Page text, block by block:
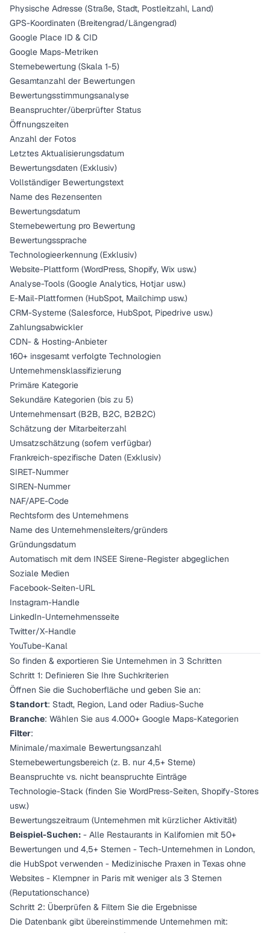
Physische Adresse (Straße, Stadt, Postleitzahl, Land)
GPS-Koordinaten (Breitengrad/Längengrad)
Google Place ID & CID
Google Maps-Metriken
Sternebewertung (Skala 1-5)
Gesamtanzahl der Bewertungen
Bewertungsstimmungsanalyse
Beanspruchter/überprüfter Status
Öffnungszeiten
Anzahl der Fotos
Letztes Aktualisierungsdatum
Bewertungsdaten (Exklusiv)
Vollständiger Bewertungstext
Name des Rezensenten
Bewertungsdatum
Sternebewertung pro Bewertung
Bewertungssprache
Technologieerkennung (Exklusiv)
Website-Plattform (WordPress, Shopify, Wix usw.)
Analyse-Tools (Google Analytics, Hotjar usw.)
E-Mail-Plattformen (HubSpot, Mailchimp usw.)
CRM-Systeme (Salesforce, HubSpot, Pipedrive usw.)
Zahlungsabwickler
CDN- & Hosting-Anbieter
160+ insgesamt verfolgte Technologien
Unternehmensklassifizierung
Primäre Kategorie
Sekundäre Kategorien (bis zu 5)
Unternehmensart (B2B, B2C, B2B2C)
Schätzung der Mitarbeiterzahl
Umsatzschätzung (sofern verfügbar)
Frankreich-spezifische Daten (Exklusiv)
SIRET-Nummer
SIREN-Nummer
NAF/APE-Code
Rechtsform des Unternehmens
Name des Unternehmensleiters/gründers
Gründungsdatum
Automatisch mit dem INSEE Sirene-Register abgeglichen
Soziale Medien
Facebook-Seiten-URL
Instagram-Handle
LinkedIn-Unternehmensseite
Twitter/X-Handle
YouTube-Kanal
So finden & exportieren Sie Unternehmen in 3 Schritten
Schritt 1: Definieren Sie Ihre Suchkriterien
Öffnen Sie die Suchoberfläche und geben Sie an:
Standort: Stadt, Region, Land oder Radius-Suche
Branche: Wählen Sie aus 4.000+ Google Maps-Kategorien
Filter:
Minimale/maximale Bewertungsanzahl
Sternebewertungsbereich (z. B. nur 4,5+ Sterne)
Beanspruchte vs. nicht beanspruchte Einträge
Technologie-Stack (finden Sie WordPress-Seiten, Shopify-Stores
usw.)
Bewertungszeitraum (Unternehmen mit kürzlicher Aktivität)
Beispiel-Suchen: - Alle Restaurants in Kalifornien mit 50+
Bewertungen und 4,5+ Sternen - Tech-Unternehmen in London,
die HubSpot verwenden - Medizinische Praxen in Texas ohne
Websites - Klempner in Paris mit weniger als 3 Sternen
(Reputationschance)
Schritt 2: Überprüfen & Filtern Sie die Ergebnisse
Die Datenbank gibt übereinstimmende Unternehmen mit: